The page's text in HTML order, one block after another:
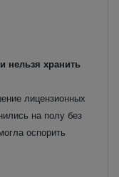
нельзя хранить
лицензионных
на полу без
оспорить